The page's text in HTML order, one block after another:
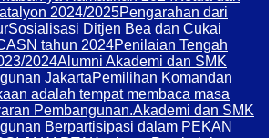
2024/2025Pengarahan dari
Sosialisasi Ditjen Bea dan Cukai
tahun 2024Penilaian Tengah
2024Alumni Akademi dan SMK
JakartaPemilihan Komandan
adalah tempat membaca masa
Pembangunan.Akademi dan SMK
Berpartisipasi dalam PEKAN